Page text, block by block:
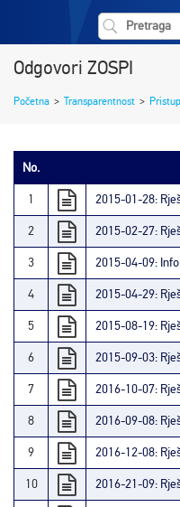
Odgovori ZOSPI
Početna > Transparentnost >
No.
1 2015-01-28:
2 2015-02-27:
3 2015-04-09:
4 2015-04-29:
5 2015-08-19:
6 2015-09-03:
7 2016-10-07:
8 2016-09-08:
9 2016-12-08:
10 2016-21-09: